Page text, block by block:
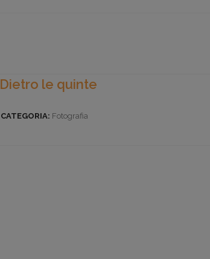
Dietro le quinte
CATEGORIA: Fotografia